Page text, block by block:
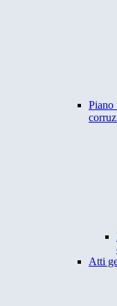
Piano
Atti